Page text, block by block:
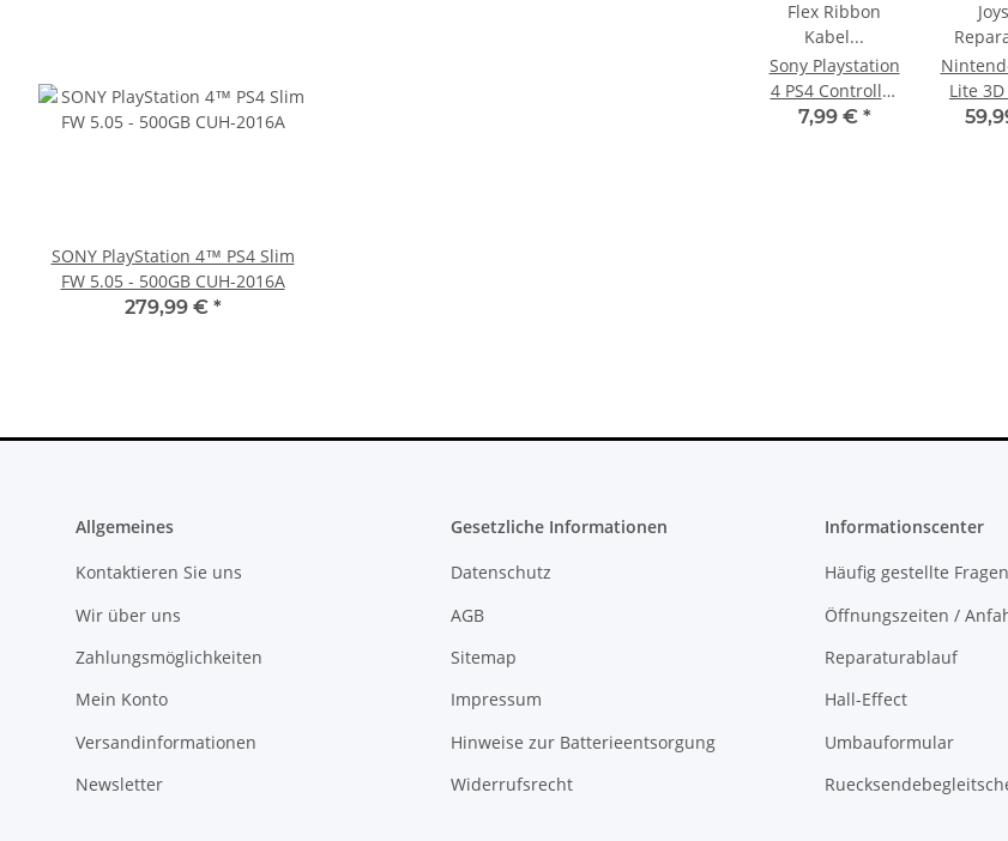
Sony Playstation
4 PS4 Controller
Flex Ribbon
7,99 € *
Lite
Thumb
SONY PlayStation 4™ PS4 Slim
FW 5.05 - 500GB CUH-2016A
279,99 € *
Allgemeines
Kontaktieren Sie uns
Wir über uns
Zahlungsmöglichkeiten
Mein Konto
Versandinformationen
Newsletter
Gesetzliche Informationen
Datenschutz
AGB
Sitemap
Impressum
Hinweise zur Batterieentsorgung
Widerrufsrecht
Informationscenter
Häufig gestellte
Öffnungszeiten /
Reparaturablauf
Hall-Effect
Umbauformular